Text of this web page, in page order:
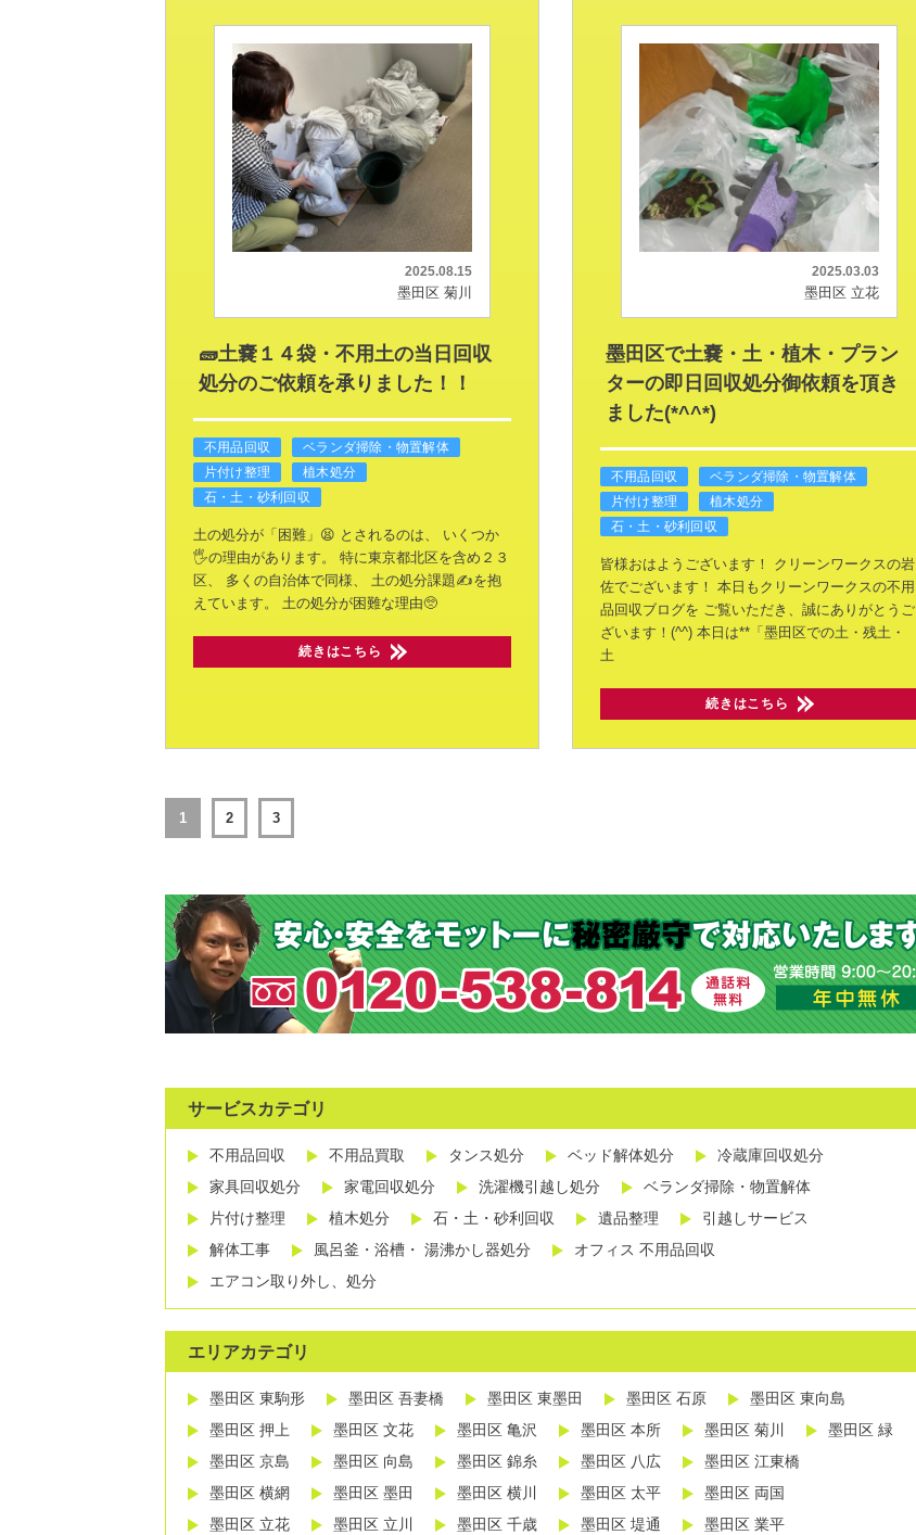
2025.08.15
墨田区 菊川
🧱土嚢１４袋・不用土の当日回収
処分のご依頼を承りました！！
不用品回収
ベランダ掃除・物置解体
片付け整理
植木処分
石・土・砂利回収
土の処分が「困難」😫 とされるのは、
いくつか
🖐の理由があります。
特に東京都北区を含め２３
区、
多くの自治体で同様、
土の処分課題✍を抱
えています。
土の処分が困難な理由🥺
続きはこちら
2025.03.03
墨田区 立花
墨田区で土嚢・土・植木・プラン
ターの即日回収処分御依頼を頂き
ました(*^^*)
不用品回収
ベランダ掃除・物置解体
片付け整理
植木処分
石・土・砂利回収
皆様おはようございます！
クリーンワークスの岩
佐でございます！ 本日もクリーンワークスの不用
品回収ブログを ご覧いただき、誠にありがとうご
ざいます！(^^) 本日は**「墨田区での土・残土・
土
続きはこちら
1 2 3
サービスカテゴリ
不用品回収 不用品買取 タンス処分 ベッド解体処分
冷蔵庫回収処分
家具回収処分
家電回収処分 洗濯機引越し処分
ベランダ掃除・物置解体
片付け整理
植木処分 石・土・砂利回収 遺品整理
引越しサービス
解体工事
風呂釜・浴槽・ 湯沸かし器処分
オフィス 不用品回収
エアコン取り外し、処分
エリアカテゴリ
墨田区 東駒形 墨田区 吾妻橋 墨田区 東墨田 墨田区 石原
墨田区 東向島
墨田区 押上
墨田区 文花 墨田区 亀沢 墨田区 本所 墨田区 菊川
墨田区 緑
墨田区 京島
墨田区 向島 墨田区 錦糸 墨田区 八広
墨田区 江東橋
墨田区 横網
墨田区 墨田 墨田区 横川 墨田区 太平
墨田区 両国
墨田区 立花
墨田区 立川 墨田区 千歳 墨田区 堤通 墨田区 業平